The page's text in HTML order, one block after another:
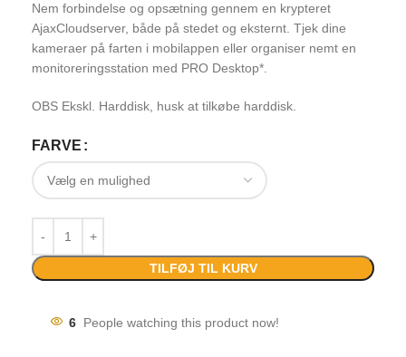
Nem forbindelse og opsætning gennem en krypteret
AjaxCloudserver, både på stedet og eksternt. Tjek dine
kameraer på farten i mobilappen eller organiser nemt en
monitoreringsstation med PRO Desktop*.
OBS Ekskl. Harddisk, husk at tilkøbe harddisk.
FARVE
TILFØJ TIL KURV
6 People watching this product now!